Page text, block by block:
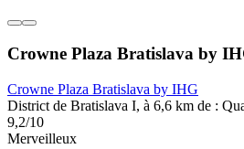
Crowne Plaza Bratislava by
Crowne Plaza Bratislava by IHG
District de Bratislava I, à 6,6 km de :
9,2/10
Merveilleux